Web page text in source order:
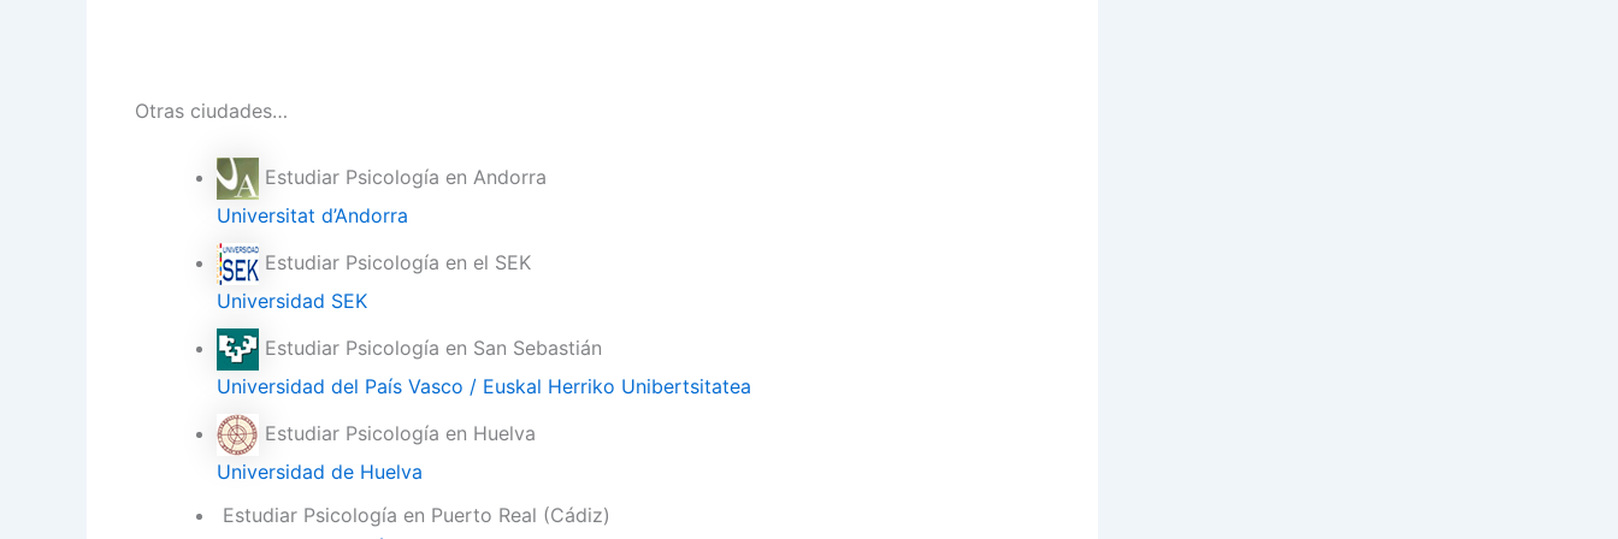
Otras ciudades…
Estudiar Psicología en Andorra
Universitat d’Andorra
Estudiar Psicología en el SEK
Universidad SEK
Estudiar Psicología en San Sebastián
Universidad del País Vasco / Euskal Herriko Unibertsitatea
Estudiar Psicología en Huelva
Universidad de Huelva
Estudiar Psicología en Puerto Real (Cádiz)